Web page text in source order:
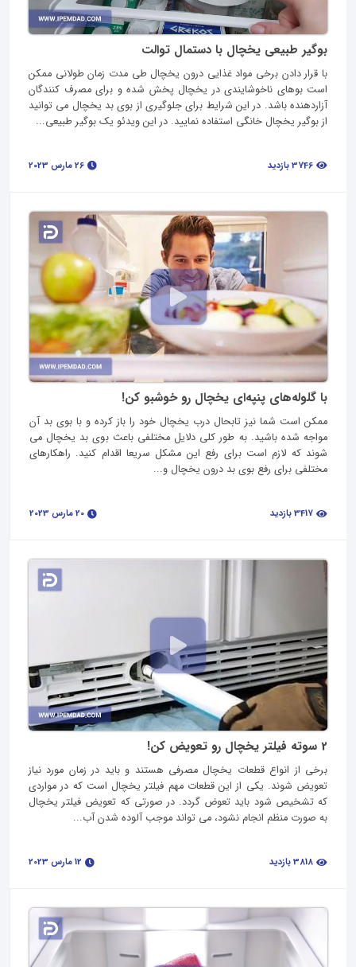
بوگیر طبیعی یخچال با دستمال توالت
با قرار دادن برخی مواد غذایی درون یخچال طی مدت زمان طولانی ممکن
است بوهای ناخوشایندی در یخچال پخش شده و برای مصرف کنندگان
آزاردهنده باشد. در این شرایط برای جلوگیری از بوی بد یخچال می توانید
از بوگیر یخچال خانگی استفاده نمایید. در این ویدئو یک بوگیر طبیعی...
با گلوله‌های پنپه‌ای یخچال رو خوشبو کن!
ممکن است شما نیز تابحال درب یخچال خود را باز کرده و با بوی بد آن
مواجه شده باشید. به طور کلی دلایل مختلفی باعث بوی بد یخچال می‌
شوند که لازم است برای رفع این مشکل سریعا اقدام کنید. راهکارهای
مختلفی برای رفع بوی بد درون یخچال و...
2 سوته فیلتر یخچال رو تعویض کن!
برخی از انواع قطعات یخچال مصرفی هستند و باید در زمان مورد نیاز
تعویض شوند. یکی از این قطعات مهم فیلتر یخچال است که در مواردی
که تشخیص شود باید تعوض گردد. در صورتی که تعویض فیلتر یخچال
به صورت منظم انجام نشود، می تواند موجب آلوده شدن آب...